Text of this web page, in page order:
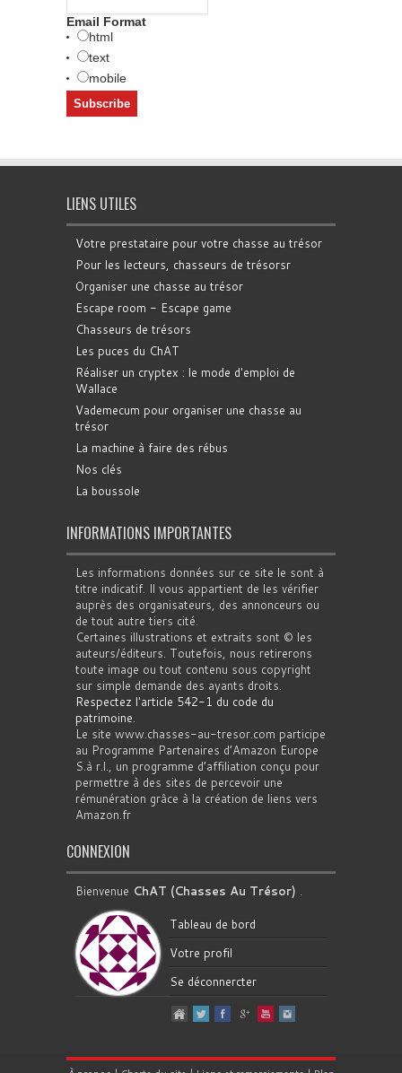
Email Format
html
text
mobile
LIENS UTILES
Votre prestataire pour votre chasse au trésor
Pour les lecteurs, chasseurs de trésorsr
Organiser une chasse au trésor
Escape room - Escape game
Chasseurs de trésors
Les puces du ChAT
Réaliser un cryptex : le mode d'emploi de
Wallace
Vademecum pour organiser une chasse au
trésor
La machine à faire des rébus
Nos clés
La boussole
INFORMATIONS IMPORTANTES
Les informations données sur ce site le sont à
titre indicatif. Il vous appartient de les vérifier
auprès des organisateurs, des annonceurs ou
de tout autre tiers cité.
Certaines illustrations et extraits sont © les
auteurs/éditeurs. Toutefois, nous retirerons
toute image ou tout contenu sous copyright
sur simple demande des ayants droits.
Respectez l'article 542-1 du code du
patrimoine.
Le site www.chasses-au-tresor.com participe
au Programme Partenaires d’Amazon Europe
S.à r.l., un programme d’affiliation conçu pour
permettre à des sites de percevoir une
rémunération grâce à la création de liens vers
Amazon.fr
CONNEXION
Bienvenue ChAT (Chasses Au Trésor) .
Tableau de bord
Votre profil
Se déconnercter